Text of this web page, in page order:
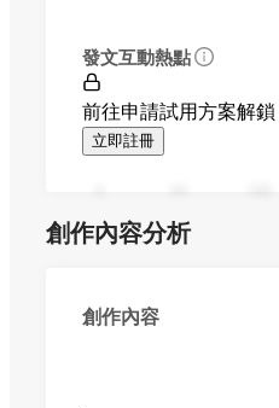
發文互動熱點
前往申請試用方案解鎖
立即註冊
創作內容分析
創作內容